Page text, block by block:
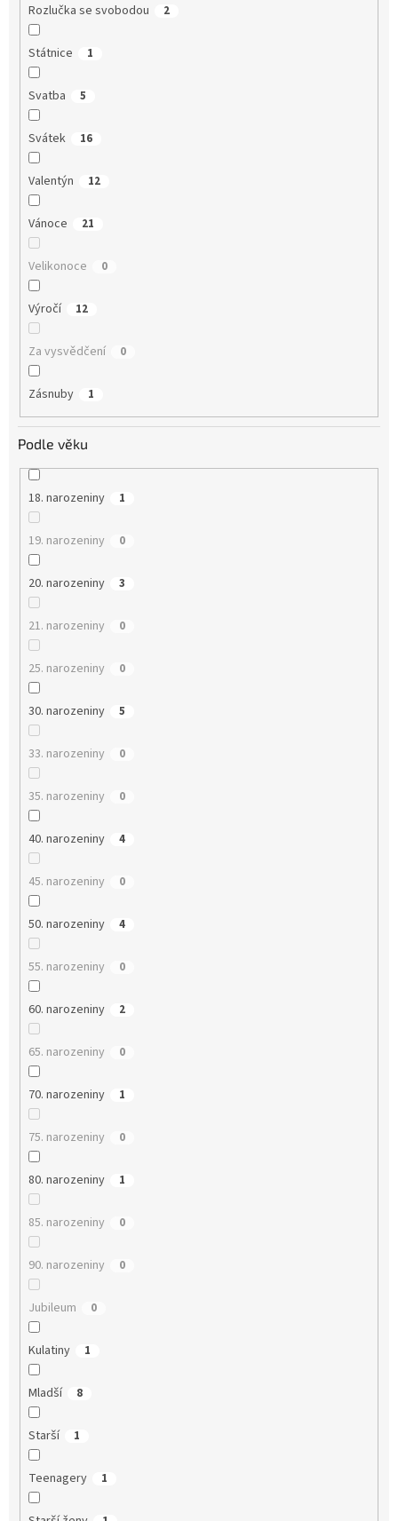
Rozlučka se svobodou 2
Státnice 1
Svatba 5
Svátek 16
Valentýn 12
Vánoce 21
Velikonoce 0
Výročí 12
Za vysvědčení 0
Zásnuby 1
Podle věku
18. narozeniny 1
19. narozeniny 0
20. narozeniny 3
21. narozeniny 0
25. narozeniny 0
30. narozeniny 5
33. narozeniny 0
35. narozeniny 0
40. narozeniny 4
45. narozeniny 0
50. narozeniny 4
55. narozeniny 0
60. narozeniny 2
65. narozeniny 0
70. narozeniny 1
75. narozeniny 0
80. narozeniny 1
85. narozeniny 0
90. narozeniny 0
Jubileum 0
Kulatiny 1
Mladší 8
Starší 1
Teenagery 1